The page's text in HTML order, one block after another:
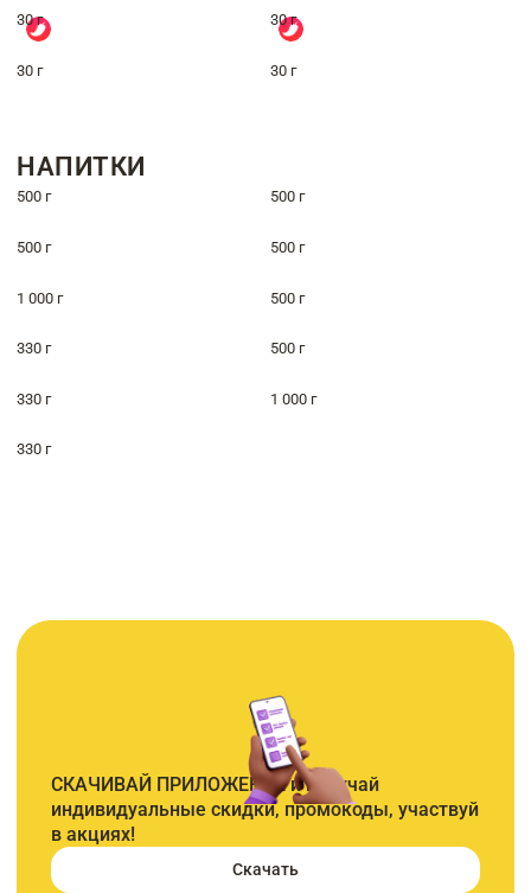
30 г 30 г
30 г 30 г
НАПИТКИ
500 г 500 г
500 г 500 г
1 000 г 500 г
330 г 500 г
330 г 1 000 г
330 г
СКАЧИВАЙ ПРИЛОЖЕНИЕ и получай
индивидуальные скидки, промокоды, участвуй
в акциях!
Скачать